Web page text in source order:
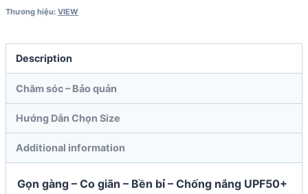
Thương hiệu: VIEW
Description
Chăm sóc – Bảo quản
Hướng Dẫn Chọn Size
Additional information
Gọn gàng – Co giãn – Bền bỉ – Chống nắng UPF50+